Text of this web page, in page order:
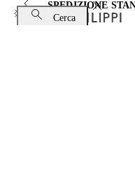
SPEDIZIONE
Cerca